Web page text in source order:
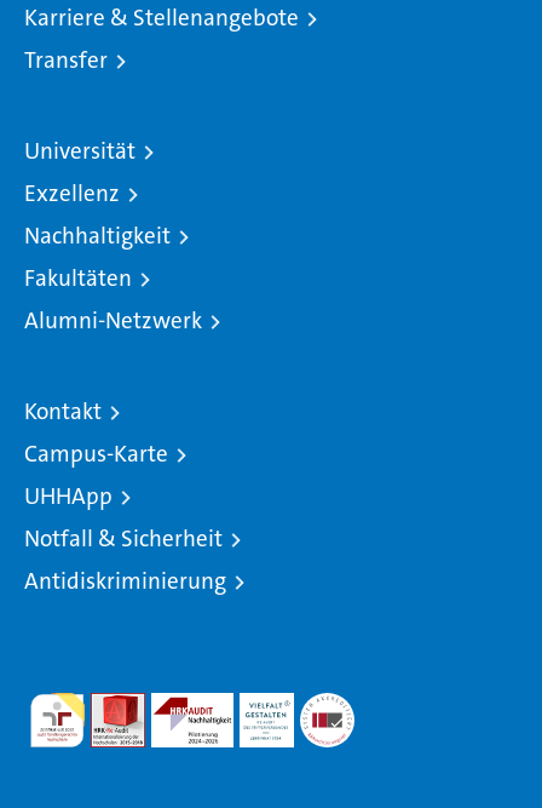
Karriere & Stellenangebote
Transfer
Universität
Exzellenz
Nachhaltigkeit
Fakultäten
Alumni-Netzwerk
Kontakt
Campus-Karte
UHHApp
Notfall & Sicherheit
Antidiskriminierung